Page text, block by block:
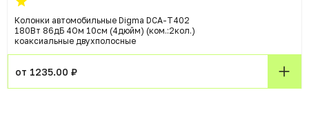
Колонки автомобильные Digma DCA-T402
180Вт 86дБ 4Ом 10см (4дюйм) (ком.:2кол.)
коаксиальные двухполосные
от 1235.00 ₽